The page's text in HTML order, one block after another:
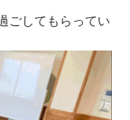
ど
も
園
ま
ごしてもらってい